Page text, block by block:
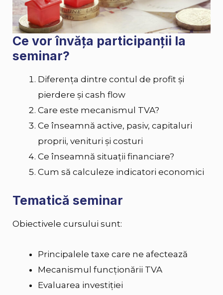
Ce vor învăța participanții la
seminar?
Diferența dintre contul de profit și
pierdere și cash flow
Care este mecanismul TVA?
Ce înseamnă active, pasiv, capitaluri
proprii, venituri și costuri
Ce înseamnă situații financiare?
Cum să calculeze indicatori economici
Tematică seminar
Obiectivele cursului sunt:
Principalele taxe care ne afectează
Mecanismul funcționării TVA
Evaluarea investiției